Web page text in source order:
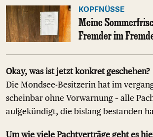
KOPFNÜSSE
Meine
Fremder im
Okay, was ist jetzt konkret geschehen?
Die Mondsee-Besitzerin hat im
scheinbar ohne Vorwarnung – alle
aufgekündigt, die bislang bestanden
Um wie viele Pachtverträge geht es